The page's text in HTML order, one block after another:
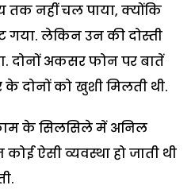
तक नहीं चल पाया, क्योंकि
गया. लेकिन उन की दोस्ती
दोनों अकसर फोन पर बातें
दोनों को खुशी मिलती थी.
के सिलसिले में अनिल
ऐसी व्यवस्था हो जाती थी